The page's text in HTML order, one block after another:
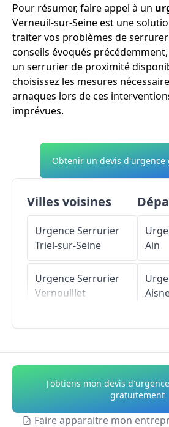
Pour résumer, faire appel à un
Verneuil-sur-Seine est une
traiter vos problèmes de
conseils évoqués
un serrurier de proximité
choisissez les mesures
arnaques lors de ces
imprévues.
Obtenir un devis
Villes voisines
Urgence Serrurier
Triel-sur-Seine
Urgence Serrurier
Vernouillet
Urgence Serrurier
Vignes
Urgence Serrurier
Ain
J'obtiens mon devis
gratuitement
Faire apparaitre mon